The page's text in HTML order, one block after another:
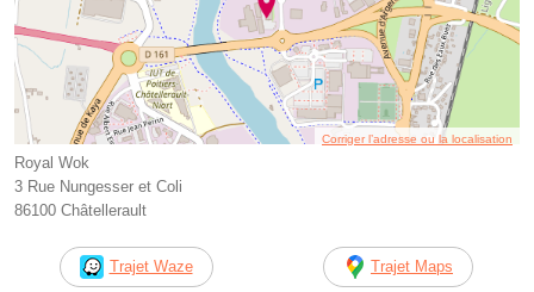
Corriger l’adresse ou la localisation
Royal Wok
3 Rue Nungesser et Coli
86100 Châtellerault
Trajet Waze Trajet Maps